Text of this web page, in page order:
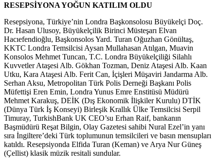
RESEPSİYONA YOĞUN KATILIM OLDU
Resepsiyona, Türkiye’nin Londra Başkonsolosu Büyükelçi Doç.
Dr. Hasan Ulusoy, Büyükelçilik Birinci Müsteşarı Elvan
Hacıefendioğlu, Başkonsolos Yard. Turan Oğuzhan Gönültaş,
KKTC Londra Temsilcisi Aysan Mullahasan Atılgan, Muavin
Konsolos Mehmet Tuncan, T.C. Londra Büyükelçiliği Silahlı
Kuvvetler Ataşesi Alb. Gökhan Tozman, Deniz Ataşesi Alb. Kaan
Utku, Kara Ataşesi Alb. Ferit Can, İçişleri Müşaviri Jandarma Alb.
Serhan Aksu, Metropolitan Türk Polis Derneği Başkanı Polis
Müfettişi Eren Emin, Londra Yunus Emre Enstitüsü Müdürü
Mehmet Karakuş, DEİK (Dış Ekonomik İlişkiler Kurulu) DTİK
(Dünya Türk İş Konseyi) Birleşik Krallık Ülke Temsilcisi Serpil
Timuray, TurkishBank UK CEO’su Erhan Raif, bankanın
Başmüdürü Reşat Bilgin, Olay Gazetesi sahibi Nural Ezel’in yanı
sıra İngiltere’deki Türk toplumunun temsilcileri ve basın mensupları
katıldı. Resepsiyonda Elfida Turan (Keman) ve Arya Nur Güneş
(Çellist) klasik müzik resitali sundular.